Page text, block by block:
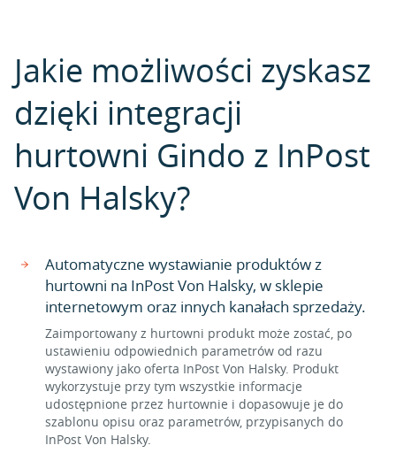
Jakie możliwości zyskasz
dzięki integracji
hurtowni Gindo z InPost
Von Halsky?
Automatyczne wystawianie produktów z
hurtowni na InPost Von Halsky, w sklepie
internetowym oraz innych kanałach sprzedaży.
Zaimportowany z hurtowni produkt może zostać, po
ustawieniu odpowiednich parametrów od razu
wystawiony jako oferta InPost Von Halsky. Produkt
wykorzystuje przy tym wszystkie informacje
udostępnione przez hurtownie i dopasowuje je do
szablonu opisu oraz parametrów, przypisanych do
InPost Von Halsky.